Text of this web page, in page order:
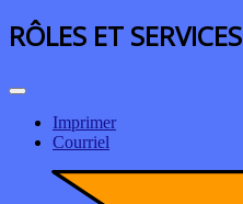
RÔLES ET SERVICES
Imprimer
Courriel